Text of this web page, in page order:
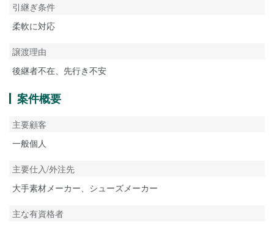
引継ぎ条件
柔軟に対応
譲渡理由
後継者不在、先行き不安
案件概要
主要顧客
一般個人
主要仕入/外注先
大手素材メーカー、シューズメーカー
主な有資格者